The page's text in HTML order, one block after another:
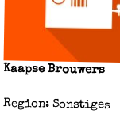
Kaapse Brouwers
Region: Sonstiges